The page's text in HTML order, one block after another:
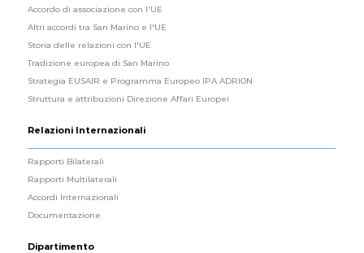
Accordo di associazione con l'UE
Altri accordi tra San Marino e l'UE
Storia delle relazioni con l'UE
Tradizione europea di San Marino
Strategia EUSAIR e Programma Europeo IPA ADRION
Struttura e attribuzioni Direzione Affari Europei
Relazioni Internazionali
Rapporti Bilaterali
Rapporti Multilaterali
Accordi Internazionali
Documentazione
Dipartimento